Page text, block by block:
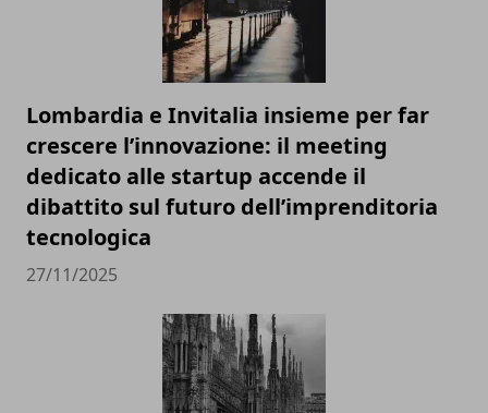
Lombardia e Invitalia insieme per far
crescere l’innovazione: il meeting
dedicato alle startup accende il
dibattito sul futuro dell’imprenditoria
tecnologica
27/11/2025